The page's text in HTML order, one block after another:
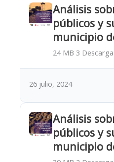
Análisis
públicos y
municipio
24 MB 3
26 julio, 2024
Análisis
públicos y
municipio